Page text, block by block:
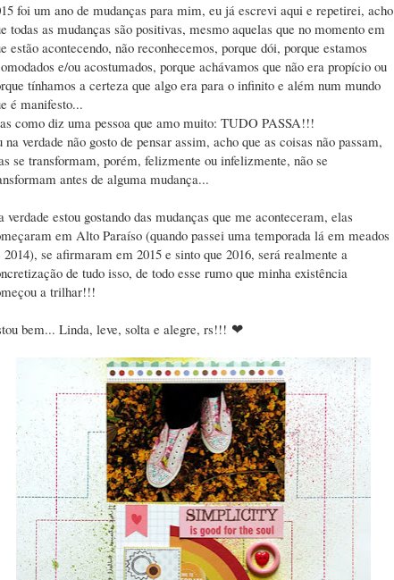
foi um ano de mudanças para mim, eu já escrevi aqui e repetirei, acho
todas as mudanças são positivas, mesmo aquelas que no momento em
estão acontecendo, não reconhecemos, porque dói, porque estamos
e/ou acostumados, porque achávamos que não era propício ou
tínhamos a certeza que algo era para o infinito e além num mundo
é manifesto...
como diz uma pessoa que amo muito: TUDO PASSA!!!
na verdade não gosto de pensar assim, acho que as coisas não passam,
se transformam, porém, felizmente ou infelizmente, não se
antes de alguma mudança...
verdade estou gostando das mudanças que me aconteceram, elas
em Alto Paraíso (quando passei uma temporada lá em meados
2014), se afirmaram em 2015 e sinto que 2016, será realmente a
de tudo isso, de todo esse rumo que minha existência
a trilhar!!!
bem... Linda, leve, solta e alegre, rs!!! ❤